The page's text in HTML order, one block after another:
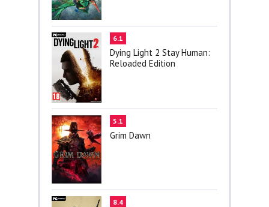
6.1
Dying Light 2 Stay Human:
Reloaded Edition
5.1
Grim Dawn
8.4